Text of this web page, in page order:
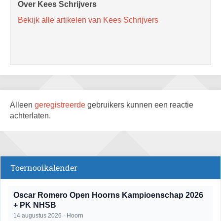
Over Kees Schrijvers
Bekijk alle artikelen van Kees Schrijvers
Alleen geregistreerde gebruikers kunnen een reactie
achterlaten.
Toernooikalender
Oscar Romero Open Hoorns Kampioenschap 2026
+ PK NHSB
14 augustus 2026 · Hoorn